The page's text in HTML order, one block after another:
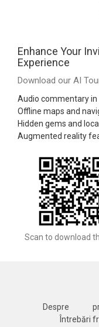
Enhance Your
Experience
Download our AI
Audio commentary
Offline maps and
Hidden gems and
Augmented reality
Scan to download
Despre
Întrebări